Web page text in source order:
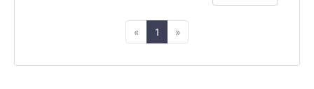
« Previous
1 »Next